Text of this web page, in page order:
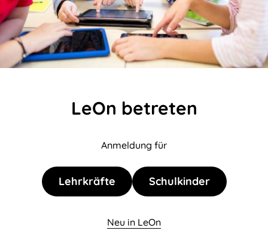
LeOn betreten
Anmeldung für
Lehrkräfte Schulkinder
Neu in LeOn